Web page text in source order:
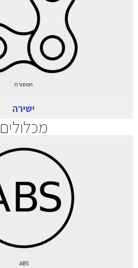
תמסורת
ישירה
מכלולים
ABS